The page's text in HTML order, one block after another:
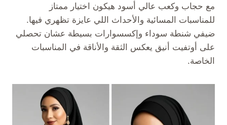
مع حجاب وكعب عالي أسود هيكون اختيار ممتاز
للمناسبات المسائية والأحداث اللي عايزة تظهري فيها.
ضيفي شنطة سوداء وإكسسوارات بسيطة عشان تحصلي
على أوتفيت أنيق يعكس الثقة والأناقة في المناسبات
الخاصة.